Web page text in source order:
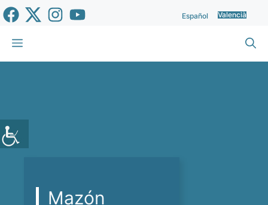
Vés
al
contingut
Español Valencià
Menu
Mazón